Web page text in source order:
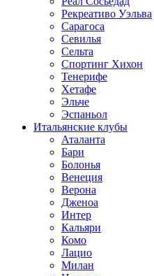
Рекреативо Уэльва
Сарагоса
Севилья
Сельта
Спортинг Хихон
Тенерифе
Хетафе
Эльче
Эспаньол
Итальянские клубы
Аталанта
Бари
Болонья
Венеция
Верона
Дженоа
Интер
Кальяри
Комо
Лацио
Милан